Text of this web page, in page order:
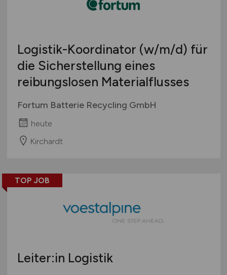
Logistik-Koordinator (w/m/d) für
die Sicherstellung eines
reibungslosen Materialflusses
Fortum Batterie Recycling GmbH
heute
Kirchardt
TOP JOB
Leiter:in Logistik